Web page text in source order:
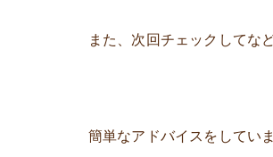
また、次回チェックしてな
簡単なアドバイスをしてい